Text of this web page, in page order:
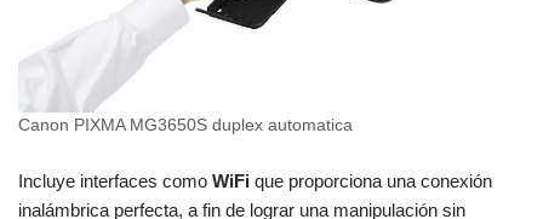
Canon PIXMA MG3650S duplex automatica
Incluye interfaces como WiFi que proporciona una conexión
inalámbrica perfecta, a fin de lograr una manipulación sin